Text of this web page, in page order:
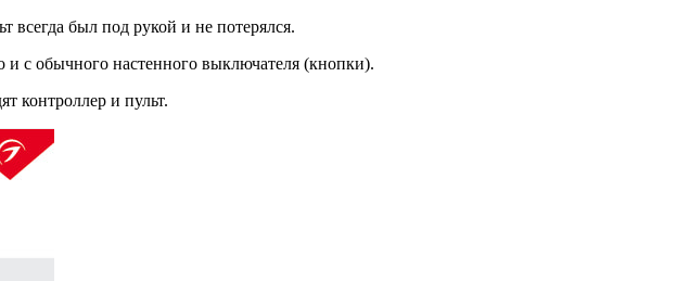
всегда был под рукой и не потерялся.
и с обычного настенного выключателя (кнопки).
контроллер и пульт.